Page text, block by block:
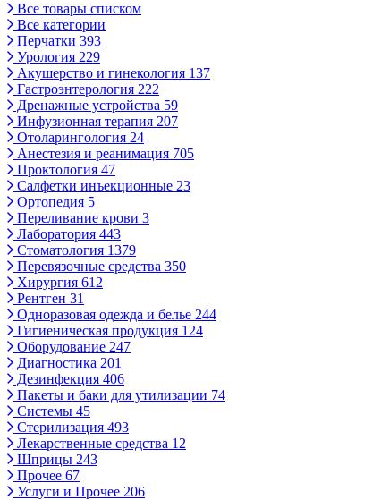
Все товары списком
Все категории
Перчатки 393
Урология 229
Акушерство и гинекология 137
Гастроэнтерология 222
Дренажные устройства 59
Инфузионная терапия 207
Отоларингология 24
Анестезия и реанимация 705
Проктология 47
Салфетки инъекционные 23
Ортопедия 5
Переливание крови 3
Лаборатория 443
Стоматология 1379
Перевязочные средства 350
Хирургия 612
Рентген 31
Одноразовая одежда и белье 244
Гигиеническая продукция 124
Оборудование 247
Диагностика 201
Дезинфекция 406
Пакеты и баки для утилизации 74
Системы 45
Стерилизация 493
Лекарственные средства 12
Шприцы 243
Прочее 67
Услуги и Прочее 206